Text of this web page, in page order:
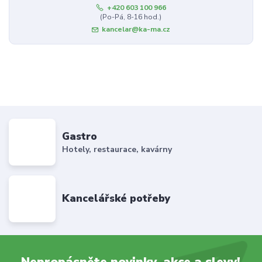
+420 603 100 966
(Po-Pá, 8-16 hod.)
kancelar@ka-ma.cz
Gastro
Hotely, restaurace, kavárny
Kancelářské potřeby